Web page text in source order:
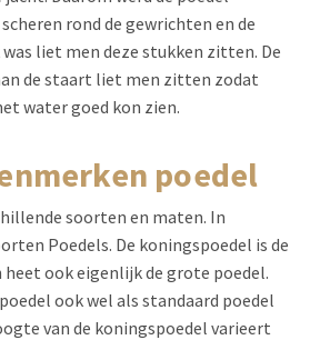
rond de gewrichten en de
liet men deze stukken zitten. De
de staart liet men zitten zodat
water goed kon zien.
poedel
soorten en maten. In
Poedels. De koningspoedel is de
ook eigenlijk de grote poedel.
ook wel als standaard poedel
van de koningspoedel varieert